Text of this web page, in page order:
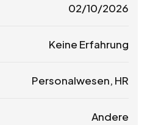
02/10/2026
Keine Erfahrung
Personalwesen, HR
Andere